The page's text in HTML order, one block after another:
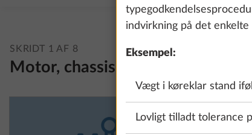
SKRIDT 1 AF 8
Motor, chassis
indvirkning på det
Eksempel:
Vægt i køreklar stand
Lovligt tilladt tolerance